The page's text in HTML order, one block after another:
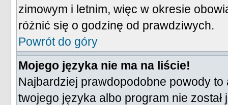
zimowym i letnim, więc w okresie
różnić się o godzinę od prawdziwych.
Powrót do góry
Mojego języka nie ma na liście!
Najbardziej prawdopodobne powody
twojego języka albo program nie